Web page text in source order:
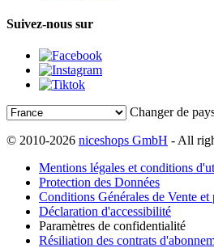
Suivez-nous sur
Changer de
© 2010-2026 niceshops GmbH - All
Mentions légales et conditions
Protection des Données
Conditions Générales de Vente
Déclaration d'accessibilité
Paramètres de confidentialité
Résiliation des contrats